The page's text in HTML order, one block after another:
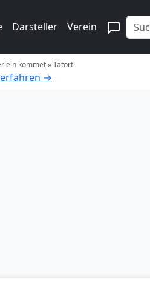
Darsteller Verein
kommet»Tatort
→